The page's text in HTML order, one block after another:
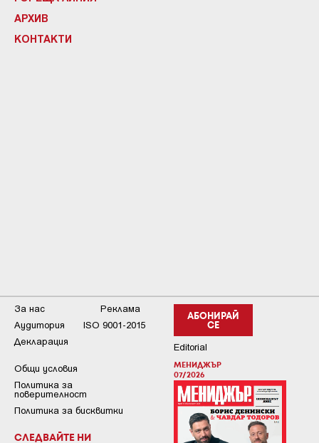
АРХИВ
КОНТАКТИ
АБОНИРАЙ
СЕ
Editorial
МЕНИДЖЪР
07/2026
За нас
Реклама
Аудитория
ISO 9001-2015
Декларация
Общи условия
Пoлитикa зa
пoвepитeлнocт
Политика за бисквитки
СЛЕДВАЙТЕ НИ